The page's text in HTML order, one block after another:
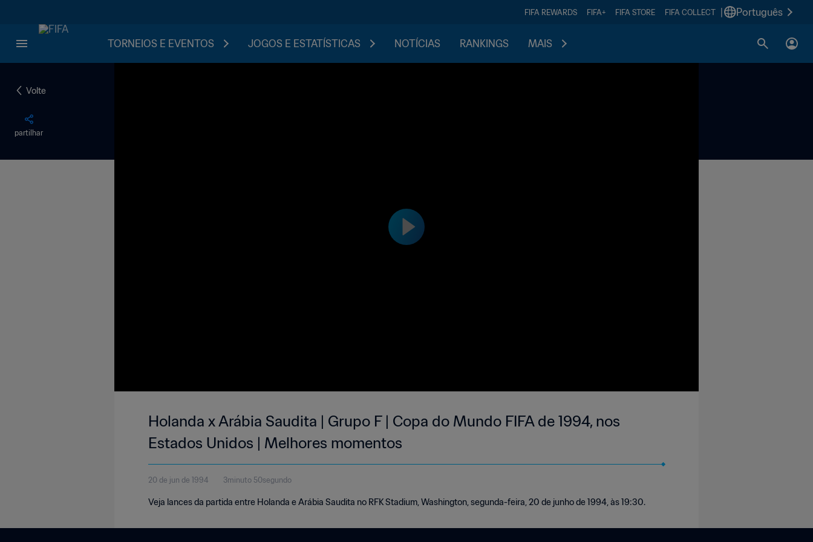
FIFA REWARDS FIFA+ FIFA STORE FIFA COLLECT Português
TORNEIOS E EVENTOS JOGOS E ESTATÍSTICAS NOTÍCIAS RANKINGS MAIS
Volte
partilhar
Holanda x Arábia Saudita | Grupo F | Copa do Mundo FIFA de 1994, nos
Estados Unidos | Melhores momentos
20 de jun de 1994 3minuto 50segundo
Veja lances da partida entre Holanda e Arábia Saudita no RFK Stadium, Washington, segunda-feira, 20 de junho de 1994, às 19:30.